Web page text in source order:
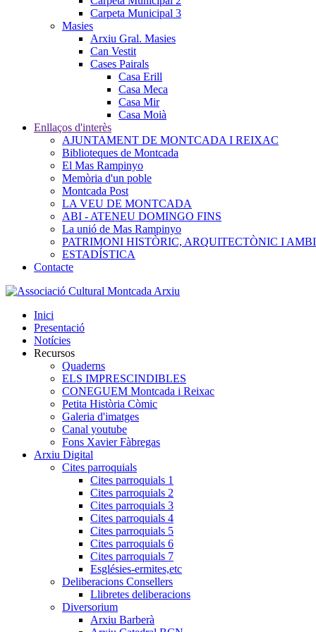
Carpeta Municipal 3
Masies
Arxiu Gral. Masies
Can Vestit
Cases Pairals
Casa Erill
Casa Meca
Casa Mir
Casa Moià
Enllaços d'interès
AJUNTAMENT DE MONTCADA I REIXAC
Biblioteques de Montcada
El Mas Rampinyo
Memòria d'un poble
Montcada Post
LA VEU DE MONTCADA
ABI - ATENEU DOMINGO FINS
La unió de Mas Rampinyo
PATRIMONI HISTÒRIC, ARQUITECTÒNIC I
ESTADÍSTICA
Contacte
Inici
Presentació
Notícies
Recursos
Quaderns
ELS IMPRESCINDIBLES
CONEGUEM Montcada i Reixac
Petita Història Còmic
Galeria d'imatges
Canal youtube
Fons Xavier Fàbregas
Arxiu Digital
Cites parroquials
Cites parroquials 1
Cites parroquials 2
Cites parroquials 3
Cites parroquials 4
Cites parroquials 5
Cites parroquials 6
Cites parroquials 7
Esglésies-ermites,etc
Deliberacions Consellers
Llibretes deliberacions
Diversorium
Arxiu Barberà